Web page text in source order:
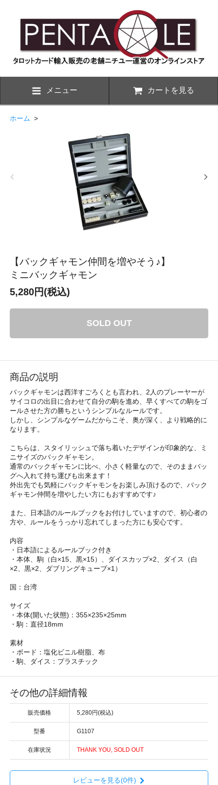
メニュー カートを見る
ホーム >
【バックギャモン仲間を増やそう♪】
ミニバックギャモン
5,280円(税込)
SOLD OUT
商品の説明
バックギャモンは西洋すごろくとも言われ、2人のプレーヤーが
サイコロの出目に合わせて自分の駒を進め、早くすべての駒をゴ
ールさせた方の勝ちというシンプルなルールです。
しかし、シンプルなゲームだからこそ、奥が深く、より戦略的に
なります。
こちらは、スタイリッシュで落ち着いたデザインが印象的な、ミ
ニサイズのバックギャモン。
通常のバックギャモンに比べ、小さく軽量なので、そのままバッ
グへ入れて持ち運びも出来ます！
外出先でも気軽にバックギャモンをお楽しみ頂けるので、バック
ギャモン仲間を増やしたい方にもおすすめです♪
また、日本語のルールブックをお付けしていますので、初心者の
方や、ルールをうっかり忘れてしまった方にも安心です。
内容
・日本語によるルールブック付き
・本体、駒（白×15、黒×15）、ダイスカップ×2、ダイス（白
×2、黒×2、ダブリングキューブ×1）
国：台湾
サイズ
・本体(開いた状態)：355×235×25mm
・駒：直径18mm
素材
・ボード：塩化ビニル樹脂、布
・駒、ダイス：プラスチック
その他の詳細情報
販売価格 5,280円(税込)
型番 G1107
在庫状況 THANK YOU, SOLD OUT
レビューを見る(0件)